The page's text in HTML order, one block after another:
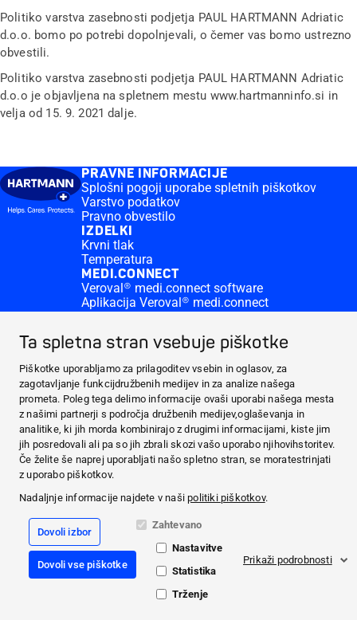
Ta spletna stran vsebuje piškotke
Piškotke uporabljamo za prilagoditev vsebin in oglasov, za
zagotavljanje funkcijdružbenih medijev in za analize našega
prometa. Poleg tega delimo informacije ovaši uporabi našega mesta
z našimi partnerji s področja družbenih medijev,oglaševanja in
analitike, ki jih morda kombinirajo z drugimi informacijami, kiste jim
jih posredovali ali pa so jih zbrali skozi vašo uporabo njihovihstoritev.
Če želite še naprej uporabljati našo spletno stran, se moratestrinjati
z uporabo piškotkov.
Nadaljnje informacije najdete v našipolitiki piškotkov.
Dovoli izbor
Dovoli vse piškotke
Zahtevano
Nastavitve
Statistika
Trženje
Prikaži podrobnosti
Politiko varstva zasebnosti podjetja PAUL HARTMANN Adriatic
d.o.o. bomo po potrebi dopolnjevali, o čemer vas bomo ustrezno
obvestili.
Politiko varstva zasebnosti podjetja PAUL HARTMANN Adriatic
d.o.o je objavljena na spletnem mestu www.hartmanninfo.si in
velja od 15. 9. 2021 dalje.
PRAVNE INFORMACIJE
Splošni pogoji uporabe spletnih piškotkov
Varstvo podatkov
Pravno obvestilo
IZDELKI
Krvni tlak
Temperatura
MEDI.CONNECT
Veroval® medi.connect software
Aplikacija Veroval® medi.connect
KONTAKT & VEČ
Kontakt
PRAVNE INFORMACIJE
IZDELKI
MEDI.CONNECT
ZNANJE
Facebook
YouTube
Pravno obvestilo
Splošni pogoji uporabe spletnih piškotkov
Varstvo podatkov